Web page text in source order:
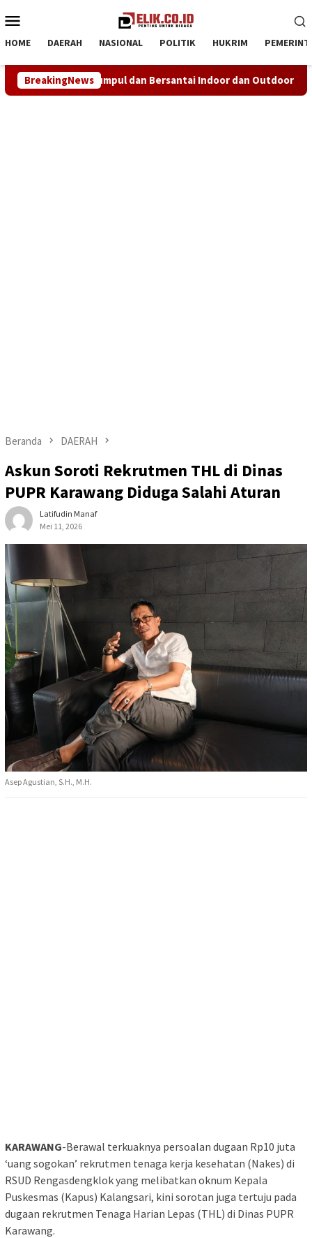
ke
Mobile
HOME DAERAH NASIONAL POLITIK HUKRIM
BreakingNews
Indoor dan Outdoor NHRI–KADIN Karawang
Beranda DAERAH
Askun Soroti Rekrutmen THL di Dinas
PUPR Karawang Diduga Salahi Aturan
Latifudin Manaf
Mei 11, 2026
Asep Agustian, S.H., M.H.
KARAWANG-Berawal terkuaknya persoalan dugaan Rp10 juta
‘uang sogokan’ rekrutmen tenaga kerja kesehatan (Nakes) di
RSUD Rengasdengklok yang melibatkan oknum Kepala
Puskesmas (Kapus) Kalangsari, kini sorotan juga tertuju pada
dugaan rekrutmen Tenaga Harian Lepas (THL) di Dinas PUPR
Karawang.